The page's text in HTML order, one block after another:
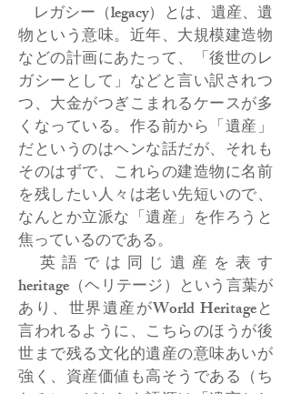
レガシー（legacy）とは、遺産、遺
物という意味。近年、大規模建造物
などの計画にあたって、「後世のレ
ガシーとして」などと言い訳されつ
つ、大金がつぎこまれるケースが多
くなっている。作る前から「遺産」
だというのはヘンな話だが、それも
そのはずで、これらの建造物に名前
を残したい人々は老い先短いので、
なんとか立派な「遺産」を作ろうと
焦っているのである。
英語では同じ遺産を表す
heritage（ヘリテージ）という言葉が
あり、世界遺産がWorld Heritageと
言われるように、こちらのほうが後
世まで残る文化的遺産の意味あいが
強く、資産価値も高そうである（ち